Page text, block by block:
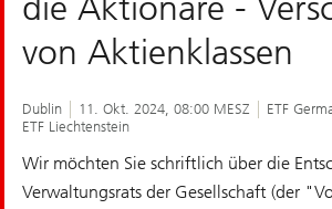
von Aktienklassen
Dublin 11. Okt. 2024, 08:00 MESZ ETF
ETF Liechtenstein
Wir möchten Sie schriftlich über die
Verwaltungsrats der Gesellschaft (der